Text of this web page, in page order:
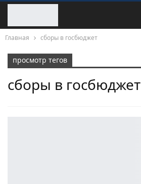
Главная сборы в госбюджет
просмотр тегов
сборы в госбюджет